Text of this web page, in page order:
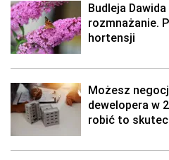
Budleja
rozmnażanie.
hortensji
Możesz
dewelopera w
robić to